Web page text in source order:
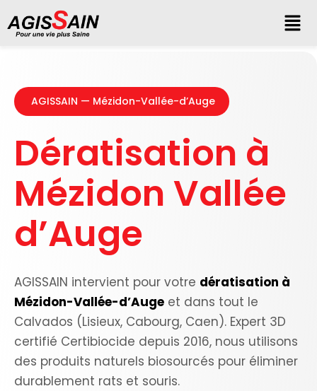
AGISSAIN — Mézidon-Vallée-d’Auge
Dératisation à
Mézidon Vallée
d’Auge
AGISSAIN intervient pour votre dératisation à
Mézidon-Vallée-d’Auge et dans tout le
Calvados (Lisieux, Cabourg, Caen). Expert 3D
certifié Certibiocide depuis 2016, nous utilisons
des produits naturels biosourcés pour éliminer
durablement rats et souris.